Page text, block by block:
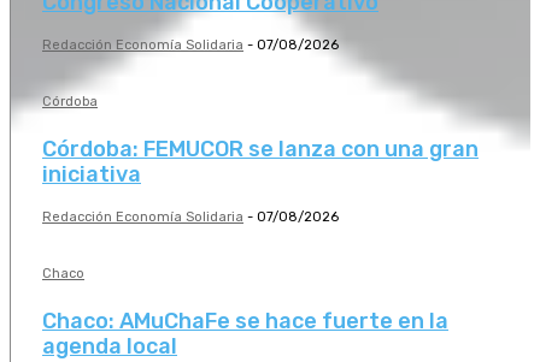
Redacción Economía Solidaria - 07/08/2026
Córdoba
Córdoba: FEMUCOR se lanza con una gran
iniciativa
Redacción Economía Solidaria - 07/08/2026
Chaco
Chaco: AMuChaFe se hace fuerte en la
agenda local